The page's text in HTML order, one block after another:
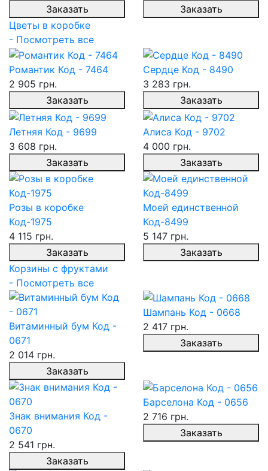
Заказать
Заказать
Цветы в коробке
- Посмотреть все
Романтик Код - 7464
2 905 грн.
Заказать
Сердце Код - 8490
3 283 грн.
Заказать
Летняя Код - 9699
3 608 грн.
Заказать
Алиса Код - 9702
4 000 грн.
Заказать
Розы в коробке
Код-1975
4 115 грн.
Заказать
Моей единственной
Код-8499
5 147 грн.
Заказать
Корзины с фруктами
- Посмотреть все
Витаминный бум Код -
0671
2 014 грн.
Заказать
Шампань Код - 0668
2 417 грн.
Заказать
Знак внимания Код -
0670
2 541 грн.
Заказать
Барселона Код - 0656
2 716 грн.
Заказать